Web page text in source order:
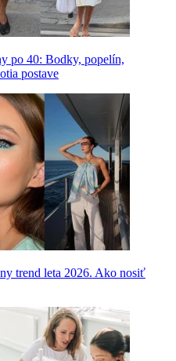
po 40: Bodky, popelín,
postave
trend leta 2026. Ako nosiť